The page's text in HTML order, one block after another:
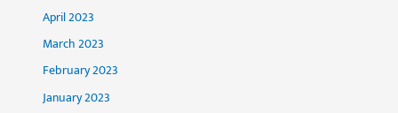
April 2023
March 2023
February 2023
January 2023